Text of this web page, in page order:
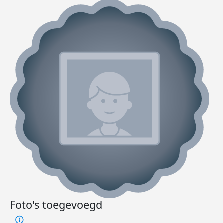
Foto's toegevoegd